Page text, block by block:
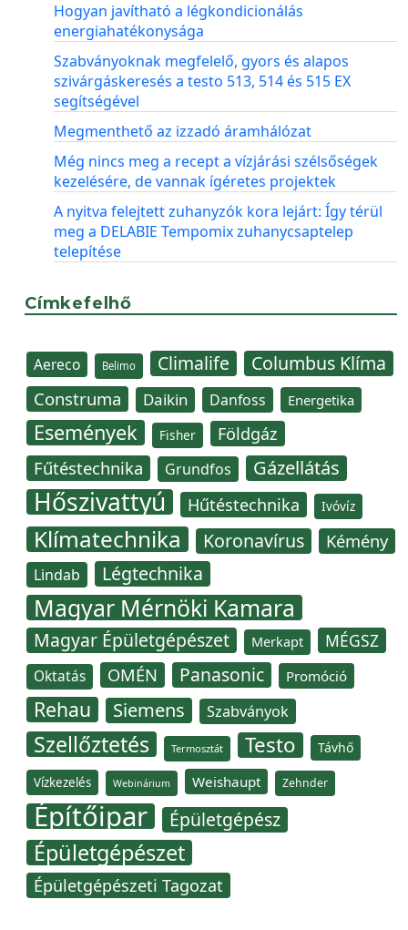
Hogyan javítható a légkondicionálás
energiahatékonysága
Szabványoknak megfelelő, gyors és alapos
szivárgáskeresés a testo 513, 514 és 515 EX
segítségével
Megmenthető az izzadó áramhálózat
Még nincs meg a recept a vízjárási szélsőségek
kezelésére, de vannak ígéretes projektek
A nyitva felejtett zuhanyzók kora lejárt: Így térül
meg a DELABIE Tempomix zuhanycsaptelep
telepítése
Címkefelhő
Aereco Belimo Climalife Columbus Klíma
Construma Daikin Danfoss Energetika
Események Fisher Földgáz
Fűtéstechnika Grundfos Gázellátás
Hőszivattyú Hűtéstechnika Ivóvíz
Klímatechnika Koronavírus Kémény
Lindab Légtechnika
Magyar Mérnöki Kamara
Magyar Épületgépészet Merkapt MÉGSZ
Oktatás OMÉN Panasonic Promóció
Rehau Siemens Szabványok
Szellőztetés Termosztát Testo Távhő
Vízkezelés Webinárium Weishaupt Zehnder
Építőipar Épületgépész
Épületgépészet
Épületgépészeti Tagozat